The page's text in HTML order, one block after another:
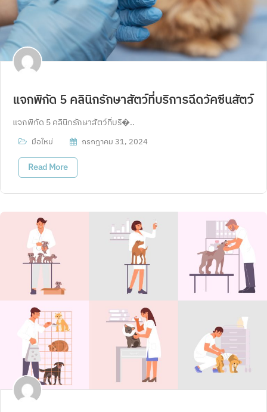
แจกพิกัด 5 คลินิกรักษาสัตว์ที่บริการฉีดวัคซีนสัตว์
แจกพิกัด 5 คลินิกรักษาสัตว์ที่บริ�..
มือใหม่ กรกฎาคม 31, 2024
Read More